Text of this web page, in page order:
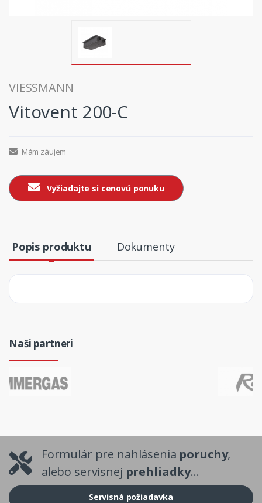
VIESSMANN
Vitovent 200-C
Mám záujem
Vyžiadajte si cenovú ponuku
Popis produktu Dokumenty
Naši partneri
Formulár pre nahlásenia poruchy,
alebo servisnej prehliadky...
Servisná požiadavka